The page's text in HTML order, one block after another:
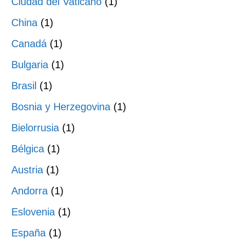
China (1)
Canadá (1)
Bulgaria (1)
Brasil (1)
Bosnia y Herzegovina (1)
Bielorrusia (1)
Bélgica (1)
Austria (1)
Andorra (1)
Eslovenia (1)
España (1)